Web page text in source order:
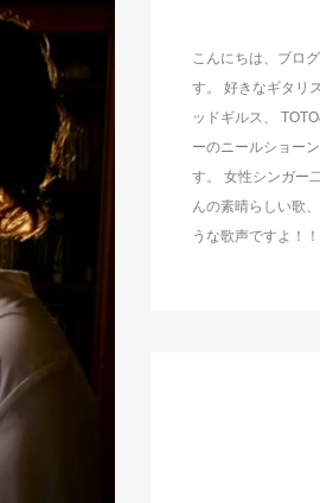
こんにちは、ブロ
す。 好きなギタリ
ッドギルス、
ーのニールショー
す。 女性シンガー
んの素晴らしい歌
うな歌声ですよ！！